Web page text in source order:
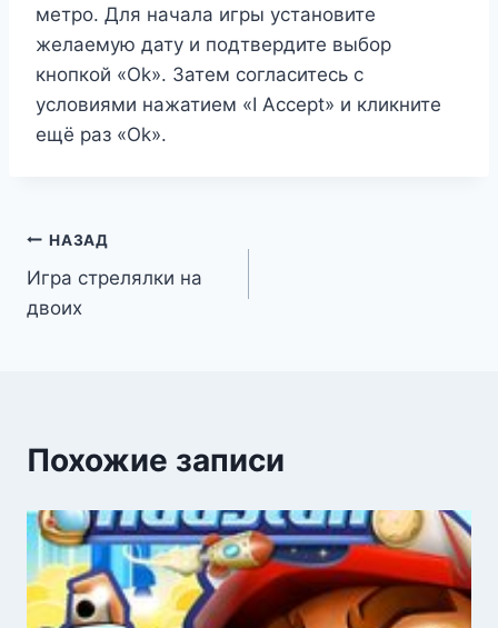
метро. Для начала игры установите
желаемую дату и подтвердите выбор
кнопкой «Ok». Затем согласитесь с
условиями нажатием «I Accept» и кликните
ещё раз «Ok».
Навигация
по
НАЗАД
Игра стрелялки на
двоих
Похожие записи